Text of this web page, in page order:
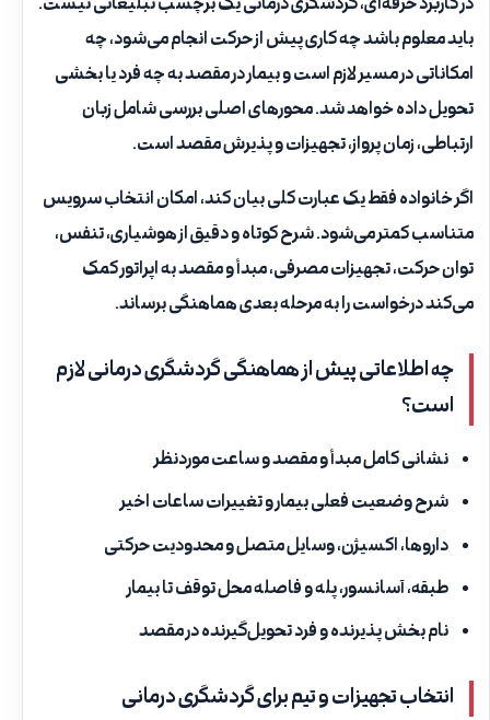
باید معلوم باشد چه کاری پیش از حرکت انجام می‌شود، چه
امکاناتی در مسیر لازم است و بیمار در مقصد به چه فرد یا بخشی
تحویل داده خواهد شد. محورهای اصلی بررسی شامل زبان
ارتباطی، زمان پرواز، تجهیزات و پذیرش مقصد است.
اگر خانواده فقط یک عبارت کلی بیان کند، امکان انتخاب سرویس
متناسب کمتر می‌شود. شرح کوتاه و دقیق از هوشیاری، تنفس،
توان حرکت، تجهیزات مصرفی، مبدأ و مقصد به اپراتور کمک
می‌کند درخواست را به مرحله بعدی هماهنگی برساند.
چه اطلاعاتی پیش از هماهنگی گردشگری درمانی لازم
است؟
نشانی کامل مبدأ و مقصد و ساعت موردنظر
شرح وضعیت فعلی بیمار و تغییرات ساعات اخیر
داروها، اکسیژن، وسایل متصل و محدودیت حرکتی
طبقه، آسانسور، پله و فاصله محل توقف تا بیمار
نام بخش پذیرنده و فرد تحویل‌گیرنده در مقصد
انتخاب تجهیزات و تیم برای گردشگری درمانی